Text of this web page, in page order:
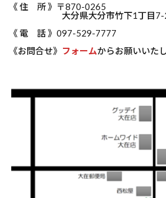
《 住 所 》〒870-0265
大分県大分市竹下1丁目7-
《 電 話 》097-529-7777
《お問合せ》 フォームからお願いいた